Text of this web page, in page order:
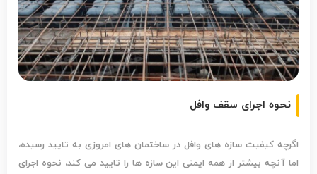
نحوه اجرای سقف وافل
اگرچه کیفیت سازه های وافل در ساختمان های امروزی به تایید رسیده،
اما آنچه بیشتر از همه ایمنی این سازه ها را تایید می کند، نحوه اجرای